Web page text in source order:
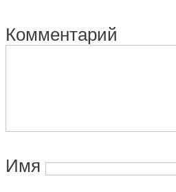
Комментарий
Имя